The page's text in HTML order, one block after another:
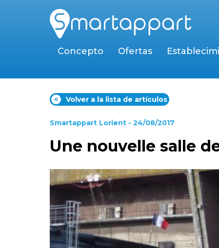
Concepto Ofertas
< Volver a la lista de artículos
Smartappart Lorient - 24/08/2017
Une nouvelle salle